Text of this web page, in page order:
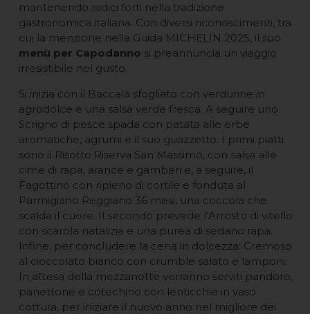
mantenendo radici forti nella tradizione
gastronomica italiana. Con diversi riconoscimenti, tra
cui la menzione nella Guida MICHELIN 2025, il suo
menù per Capodanno si preannuncia un viaggio
irresistibile nel gusto.
Si inizia con il Baccalà sfogliato con verdurine in
agrodolce e una salsa verde fresca. A seguire uno
Scrigno di pesce spada con patata alle erbe
aromatiche, agrumi e il suo guazzetto. I primi piatti
sono il Risotto Riserva San Massimo, con salsa alle
cime di rapa, arance e gamberi e, a seguire, il
Fagottino con ripieno di cortile e fonduta al
Parmigiano Reggiano 36 mesi, una coccola che
scalda il cuore. Il secondo prevede l’Arrosto di vitello
con scarola natalizia e una purea di sedano rapa.
Infine, per concludere la cena in dolcezza: Cremoso
al cioccolato bianco con crumble salato e lamponi.
In attesa della mezzanotte verranno serviti pandoro,
panettone e cotechino con lenticchie in vaso
cottura, per iniziare il nuovo anno nel migliore dei